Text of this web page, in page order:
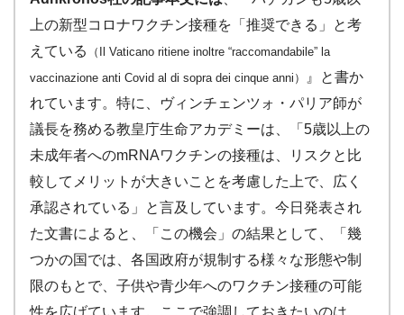
上の新型コロナワクチン接種を「推奨できる」と考
えている
（Il Vaticano ritiene inoltre “raccomandabile” la
vaccinazione anti Covid al di sopra dei cinque anni）
』と書か
れています。特に、ヴィンチェンツォ・パリア師が
議長を務める教皇庁生命アカデミーは、「5歳以上の
未成年者へのmRNAワクチンの接種は、リスクと比
較してメリットが大きいことを考慮した上で、広く
承認されている」と言及しています。今日発表され
た文書によると、「この機会」の結果として、「幾
つかの国では、各国政府が規制する様々な形態や制
限のもとで、子供や青少年へのワクチン接種の可能
性を広げています。ここで強調しておきたいのは、